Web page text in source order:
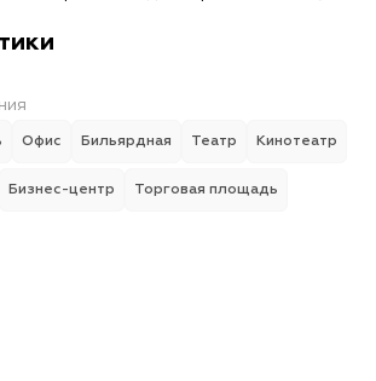
Офис Бильярдная Театр Кинотеатр
Бизнес-центр Торговая площадь